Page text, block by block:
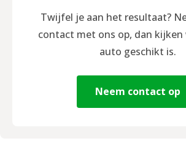
Twijfel je aan het resultaat?
contact met ons op, dan
auto geschikt is.
Neem contact op